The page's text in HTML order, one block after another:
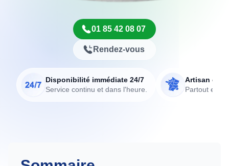
01 85 42 08 07
Rendez-vous
Disponibilité immédiate 24/7
Service continu et dans l'heure.
Artisan de
Partout en